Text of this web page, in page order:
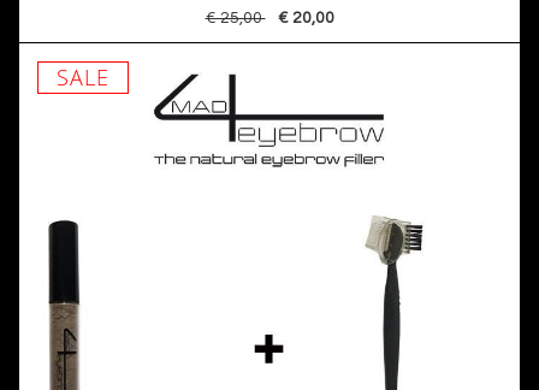
€ 25,00 € 20,00
SALE